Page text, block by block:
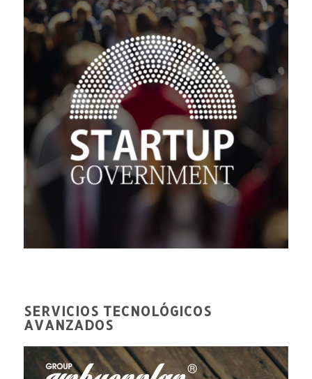
SERVICIOS TECNOLÓGICOS
AVANZADOS